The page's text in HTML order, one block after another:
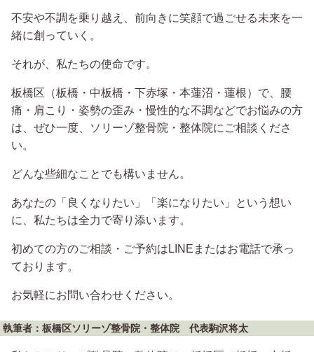
不安や不調を乗り越え、前向きに笑顔で過ごせる未来を一
緒に創っていく。
それが、私たちの使命です。
板橋区（板橋・中板橋・下赤塚・本蓮沼・蓮根）で、腰
痛・肩こり・姿勢の歪み・慢性的な不調などでお悩みの方
は、ぜひ一度、ソリーゾ整骨院・整体院にご相談くださ
い。
どんな些細なことでも構いません。
あなたの「良くなりたい」「楽になりたい」という想い
に、私たちは全力で寄り添います。
初めての方のご相談・ご予約はLINEまたはお電話で承っ
ております。
お気軽にお問い合わせください。
執筆者：板橋区ソリーゾ整骨院・整体院 代表駒沢将太